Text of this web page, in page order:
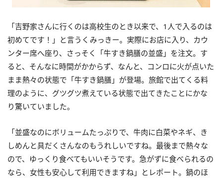
「吉野家さんに行くのは高校生のとき以来で、1人で入るのは
初めてです！」と言うくみっきー。実際にお店に入り、カウ
ンター席へ座り、さっそく「牛すき鍋膳の並盛」を注文。す
ると、そんなに時間がかからず、なんと、コンロに火が点いた
まま熱々の状態で「牛すき鍋膳」が登場。旅館で出てくる料
理のように、グツグツ煮えている状態で出てきたことにかな
り驚いていました。
「並盛なのにボリュームたっぷりで、牛肉に白菜やネギ、き
しめんと具だくさんなのもうれしいですね。最後まで熱々な
ので、ゆっくり食べてもいいそうです。急がずに食べられるの
なら、女性も安心して利用できますね」とレポート。鍋のほ